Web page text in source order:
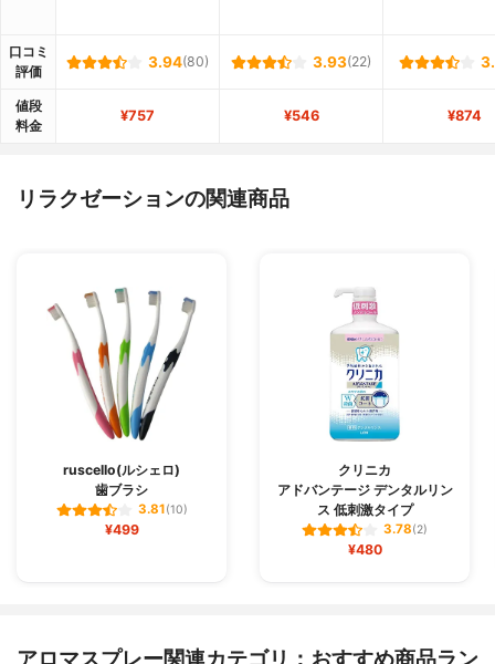
口コミ
評価
3.94(80) 3.93(22)
値段
料金
¥757 ¥546 ¥874
リラクゼーションの関連商品
ruscello(ルシェロ)
歯ブラシ
3.81(10)
¥499
クリニカ
アドバンテージ デンタルリン
ス 低刺激タイプ
3.78(2)
¥480
アロマスプレー関連カテゴリ：おすすめ商品ラン